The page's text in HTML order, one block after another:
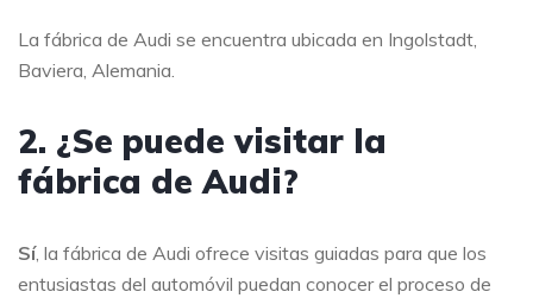
La fábrica de Audi se encuentra ubicada en Ingolstadt,
Baviera, Alemania.
2. ¿Se puede visitar la
fábrica de Audi?
Sí, la fábrica de Audi ofrece visitas guiadas para que los
entusiastas del automóvil puedan conocer el proceso de